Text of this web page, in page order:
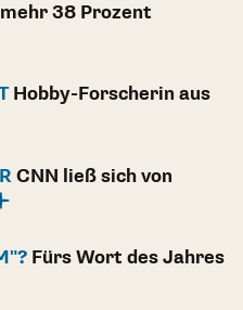
38 Prozent
Hobby-Forscherin aus
CNN ließ sich von
Fürs Wort des Jahres